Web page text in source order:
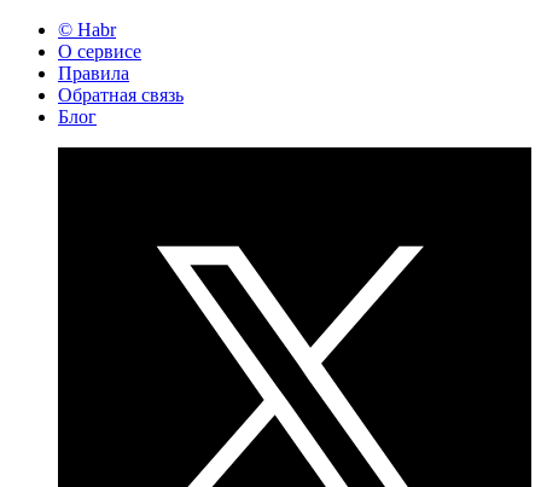
© Habr
О сервисе
Правила
Обратная связь
Блог